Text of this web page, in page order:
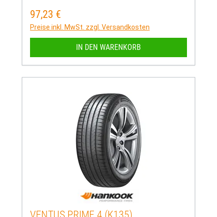
Regulärer Preis:
97,23 €
Preise inkl. MwSt. zzgl. Versandkosten
IN DEN WARENKORB